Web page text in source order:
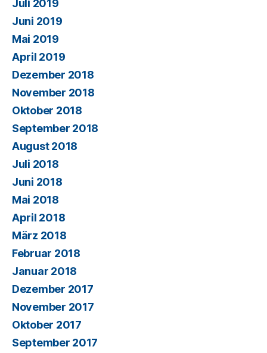
Juli 2019
Juni 2019
Mai 2019
April 2019
Dezember 2018
November 2018
Oktober 2018
September 2018
August 2018
Juli 2018
Juni 2018
Mai 2018
April 2018
März 2018
Februar 2018
Januar 2018
Dezember 2017
November 2017
Oktober 2017
September 2017